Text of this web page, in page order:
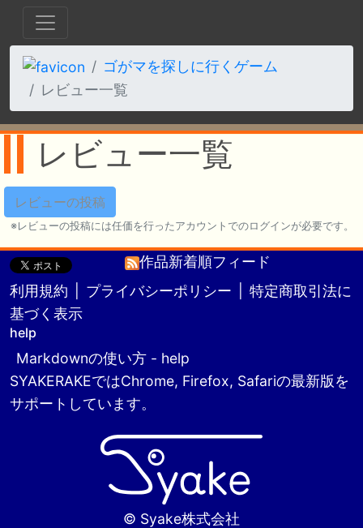
ゴがマを探しに行くゲーム
レビュー一覧
レビュー一覧
レビューの投稿
レビューの投稿には任価を行ったアカウントでのログインが必要です。
作品新着順フィード
利用規約
プライバシーポリシー
特定商取引法に
基づく表示
help
Markdownの使い方 - help
SYAKERAKEではChrome, Firefox, Safariの最新版を
サポートしています。
© Syake株式会社